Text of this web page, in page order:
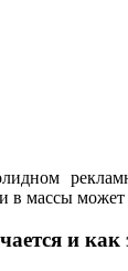
в массы может
и как